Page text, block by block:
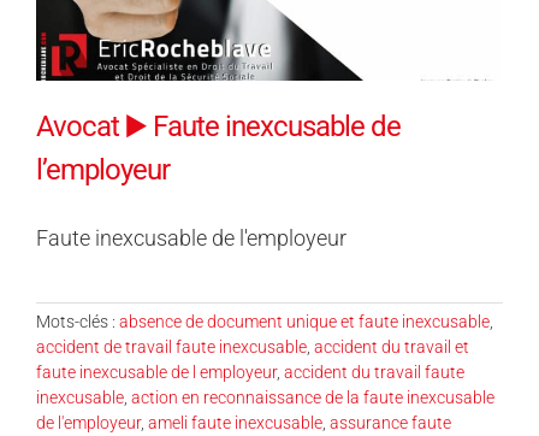
Avocat ▶️ Faute inexcusable de
l’employeur
Faute inexcusable de l'employeur
Mots-clés : absence de document unique et faute inexcusable
accident de travail faute inexcusable accident du travail et
faute inexcusable de l employeur, accident du travail faute
inexcusable action en reconnaissance de la faute inexcusable
de l'employeur, ameli faute inexcusable assurance faute